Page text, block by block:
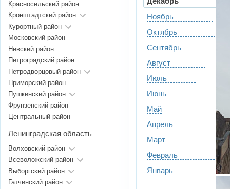
Ноябрь
Октябрь
Сентябрь
Август
Июль
Июнь
Май
Апрель
Март
Февраль
Январь
Красносельский район
Кронштадтский район
Курортный район
Московский район
Невский район
Петроградский район
Петродворцовый район
Приморский район
Пушкинский район
Фрунзенский район
Центральный район
Ленинградская область
Волховский район
Всеволожский район
Выборгский район
Гатчинский район